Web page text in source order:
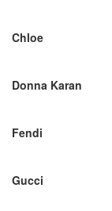
Chloe
Donna Karan
Fendi
Gucci